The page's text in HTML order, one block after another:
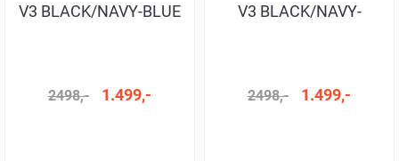
V3 BLACK/NAVY-BLUE
2498,- 1.499,-
V3 BLACK/NAVY-
2498,- 1.499,-